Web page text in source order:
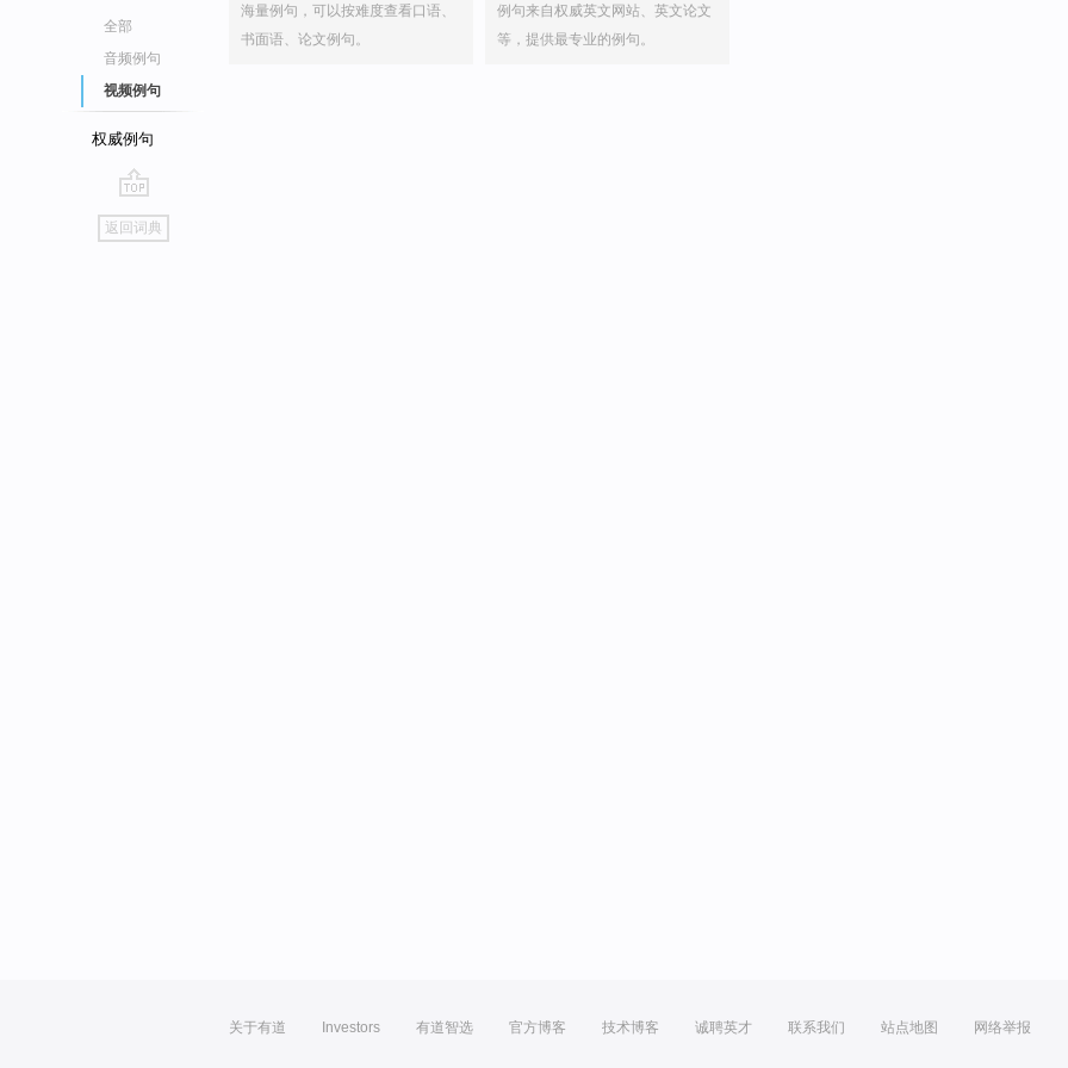
全部
音频例句
视频例句
权威例句
go
top
返回词典
海量例句，可以按难度查看口语、
书面语、论文例句。
例句来自权威英文网站、英文论文
等，提供最专业的例句。
关于有道 Investors 有道智选 官方博客 技术博客 诚聘英才 联系我们 站点地图 网络举报